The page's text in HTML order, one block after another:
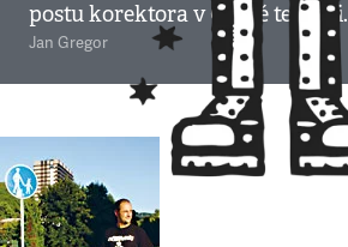
postu korektora v České televizi.
Jan Gregor